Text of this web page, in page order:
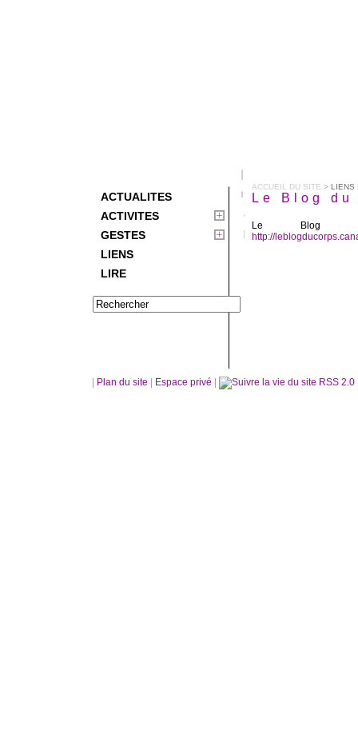
ACTUALITES
ACTIVITES
GESTES
LIENS
LIRE
ACCUEIL DU SITE > LIENS
Le Blog du
Le Blog
http://
Plan du site Espace privé RSS 2.0